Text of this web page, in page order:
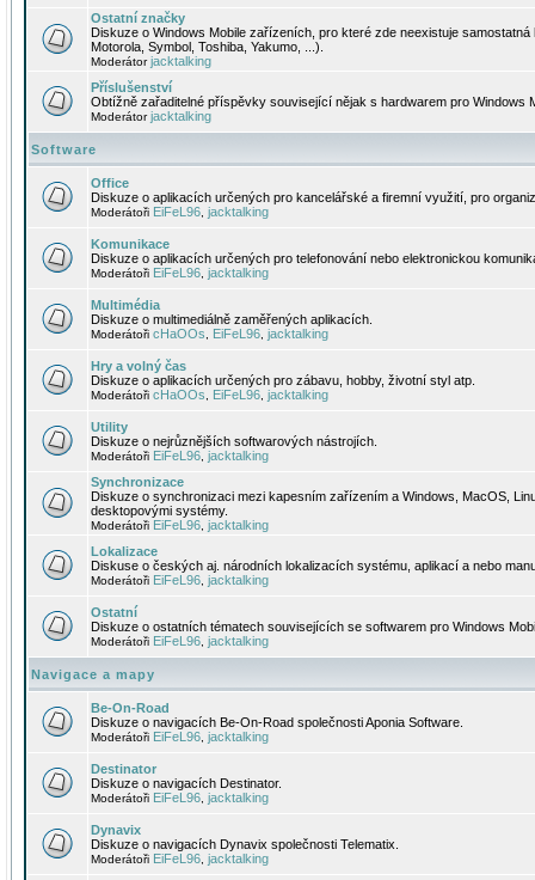
Ostatní značky
Diskuze o Windows Mobile zařízeních, pro které zde neexistuje
Motorola, Symbol, Toshiba, Yakumo, ...).
Moderátorjacktalking
Příslušenství
Obtížně zařaditelné příspěvky související nějak s hardwarem pro Windows
Moderátorjacktalking
Software
Office
Diskuze o aplikacích určených pro kancelářské a firemní využití, pro
Moderátoři EiFeL96 jacktalking
Komunikace
Diskuze o aplikacích určených pro telefonování nebo elektronickou
Moderátoři EiFeL96 jacktalking
Multimédia
Diskuze o multimediálně zaměřených aplikacích.
Moderátoři cHaOOs EiFeL96 jacktalking
Hry a volný čas
Diskuze o aplikacích určených pro zábavu, hobby, životní styl atp.
Moderátoři cHaOOs EiFeL96 jacktalking
Utility
Diskuze o nejrůznějších softwarových nástrojích.
Moderátoři EiFeL96 jacktalking
Synchronizace
Diskuze o synchronizaci mezi kapesním zařízením a Windows, MacOS,
desktopovými systémy.
Moderátoři EiFeL96 jacktalking
Lokalizace
Diskuse o českých aj. národních lokalizacích systému, aplikací a nebo
Moderátoři EiFeL96 jacktalking
Ostatní
Diskuze o ostatních tématech souvisejících se softwarem pro Windows
Moderátoři EiFeL96 jacktalking
Navigace a mapy
Be-On-Road
Diskuze o navigacích Be-On-Road společnosti Aponia Software.
Moderátoři EiFeL96 jacktalking
Destinator
Diskuze o navigacích Destinator.
Moderátoři EiFeL96 jacktalking
Dynavix
Diskuze o navigacích Dynavix společnosti Telematix.
Moderátoři EiFeL96 jacktalking